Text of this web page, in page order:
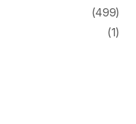
(499)
(1)